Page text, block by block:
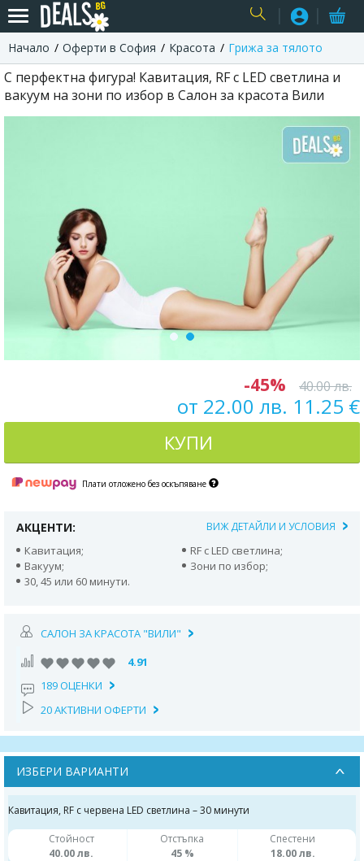
USER
Начало Оферти в София Красота Грижа за тялото
С перфектна фигура! Кавитация, RF с LED светлина и
вакуум на зони по избор в Салон за красота Вили
-45% 40.00 лв.
от 22.00 лв. 11.25 €
КУПИ
Плати отложено без оскъпяване
АКЦЕНТИ: ВИЖ ДЕТАЙЛИ И УСЛОВИЯ
Кавитация;
RF с LED светлина;
Вакуум;
Зони по избор;
30, 45 или 60 минути.
САЛОН ЗА КРАСОТА "ВИЛИ"
4.91
189 ОЦЕНКИ
20 АКТИВНИ ОФЕРТИ
ИЗБЕРИ ВАРИАНТИ
Кавитация, RF с червена LED светлина – 30 минути
Стойност
40.00 лв.
Отстъпка
45 %
Спестени
18.00 лв.